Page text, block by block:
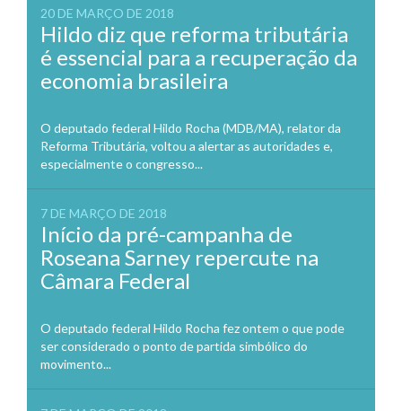
20 DE MARÇO DE 2018
Hildo diz que reforma tributária
é essencial para a recuperação da
economia brasileira
O deputado federal Hildo Rocha (MDB/MA), relator da
Reforma Tributária, voltou a alertar as autoridades e,
especialmente o congresso...
7 DE MARÇO DE 2018
Início da pré-campanha de
Roseana Sarney repercute na
Câmara Federal
O deputado federal Hildo Rocha fez ontem o que pode
ser considerado o ponto de partida simbólico do
movimento...